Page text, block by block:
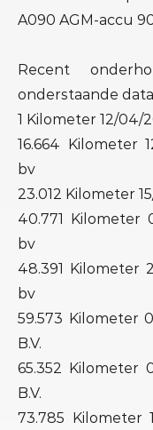
A090 AGM-accu
Recent
onderstaande
1 Kilometer 12/04/
16.664 Kilometer
bv
23.012 Kilometer
40.771 Kilometer
bv
48.391 Kilometer
bv
59.573 Kilometer
B.V.
65.352 Kilometer
B.V.
73.785 Kilometer